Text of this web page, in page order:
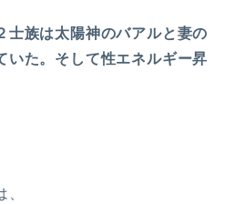
士族は太陽神のバアルと妻の
いた。そして性エネルギー昇